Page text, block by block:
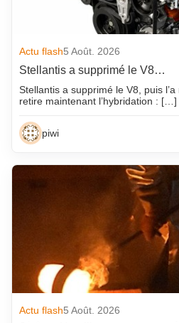
Actu flash5 Août. 2026
Stellantis a supprimé le V8…
Stellantis a supprimé le V8, puis
retire maintenant l’hybridation : […]
piwi
Actu flash5 Août. 2026